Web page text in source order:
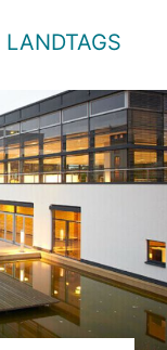
LANDTAGS